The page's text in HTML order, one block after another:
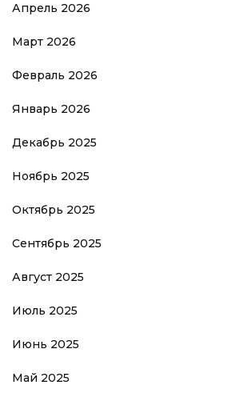
Апрель 2026
Март 2026
Февраль 2026
Январь 2026
Декабрь 2025
Ноябрь 2025
Октябрь 2025
Сентябрь 2025
Август 2025
Июль 2025
Июнь 2025
Май 2025